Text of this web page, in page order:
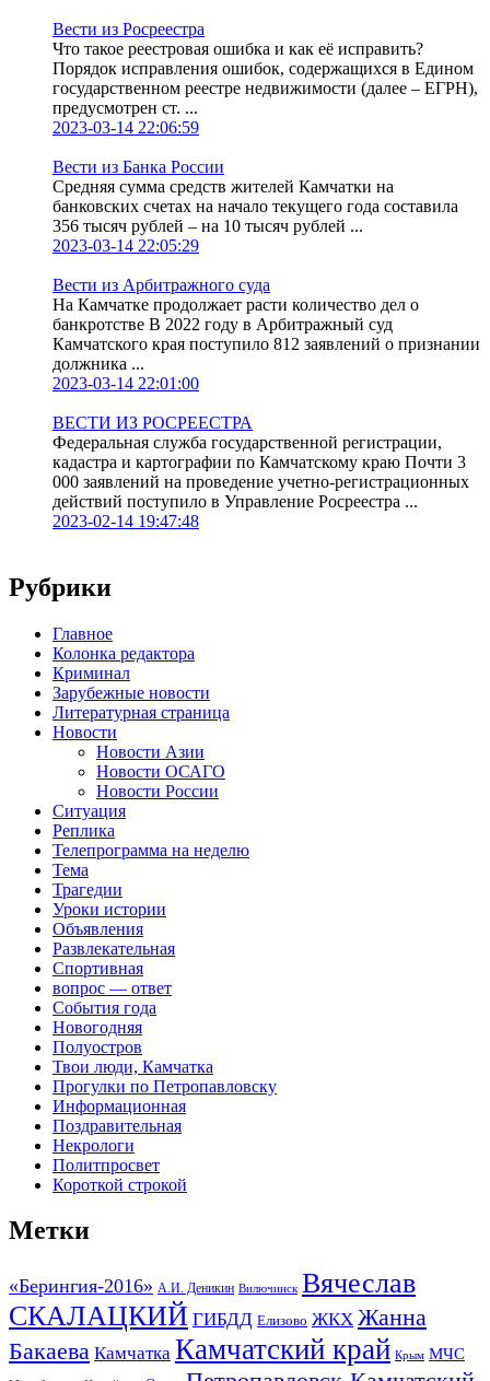
Вести из Росреестра
Что такое реестровая ошибка и как её исправить?
Порядок исправления ошибок, содержащихся в Едином
государственном реестре недвижимости (далее – ЕГРН),
предусмотрен ст. ...
2023-03-14 22:06:59
Вести из Банка России
Средняя сумма средств жителей Камчатки на
банковских счетах на начало текущего года составила
356 тысяч рублей – на 10 тысяч рублей ...
2023-03-14 22:05:29
Вести из Арбитражного суда
На Камчатке продолжает расти количество дел о
банкротстве В 2022 году в Арбитражный суд
Камчатского края поступило 812 заявлений о признании
должника ...
2023-03-14 22:01:00
ВЕСТИ ИЗ РОСРЕЕСТРА
Федеральная служба государственной регистрации,
кадастра и картографии по Камчатскому краю Почти 3
000 заявлений на проведение учетно-регистрационных
действий поступило в Управление Росреестра ...
2023-02-14 19:47:48
Рубрики
Главное
Колонка редактора
Криминал
Зарубежные новости
Литературная страница
Новости
Новости Азии
Новости ОСАГО
Новости России
Ситуация
Реплика
Телепрограмма на неделю
Тема
Трагедии
Уроки истории
Объявления
Развлекательная
Спортивная
вопрос — ответ
События года
Новогодняя
Полуостров
Твои люди, Камчатка
Прогулки по Петропавловску
Информационная
Поздравительная
Некрологи
Политпросвет
Короткой строкой
Метки
«Берингия-2016» А.И. Деникин Вилючинск Вячеслав
СКАЛАЦКИЙ ГИБДД Елизово ЖКХ Жанна
Бакаева Камчатка Камчатский край Крым МЧС